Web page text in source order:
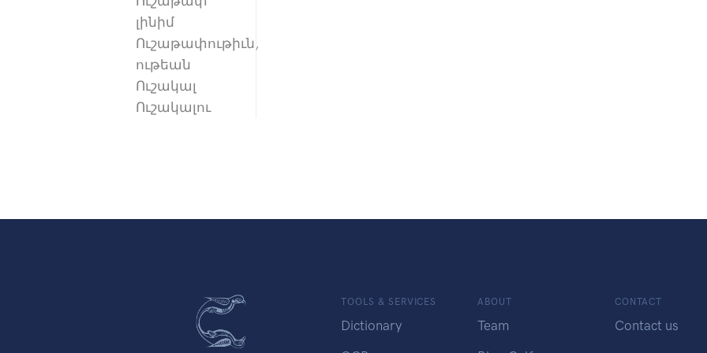
լինիմ
Ուշաթափութիւն,
ութեան
Ուշակալ
Ուշակալու
TOOLS & SERVICES
Dictionary
ABOUT
Team
CONTACT
Contact us